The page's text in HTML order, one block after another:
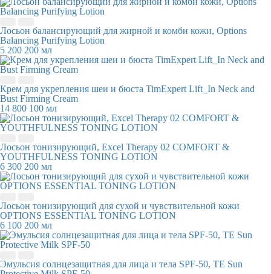
Лосьон балансирующий для жирной и комби кожи, Options
Balancing Purifying Lotion
5 200 200 мл
Крем для укрепления шеи и бюста TimExpert Lift_In Neck and
Bust Firming Cream
14 800 100 мл
Лосьон тонизирующий, Excel Therapy 02 COMFORT &
YOUTHFULNESS TONING LOTION
6 300 200 мл
Лосьон тонизирующий для сухой и чувствительной кожи
OPTIONS ESSENTIAL TONING LOTION
6 100 200 мл
Эмульсия солнцезащитная для лица и тела SPF-50, TE Sun